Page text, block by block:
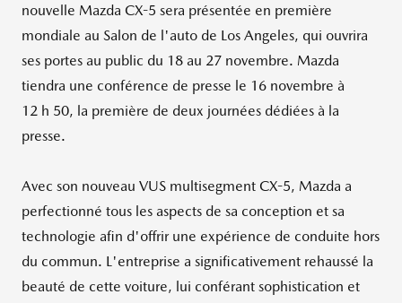
nouvelle Mazda CX-5 sera présentée en première
mondiale au Salon de l'auto de Los Angeles, qui ouvrira
ses portes au public du 18 au 27 novembre. Mazda
tiendra une conférence de presse le 16 novembre à
12 h 50, la première de deux journées dédiées à la
presse.
Avec son nouveau VUS multisegment CX-5, Mazda a
perfectionné tous les aspects de sa conception et sa
technologie afin d'offrir une expérience de conduite hors
du commun. L'entreprise a significativement rehaussé la
beauté de cette voiture, lui conférant sophistication et